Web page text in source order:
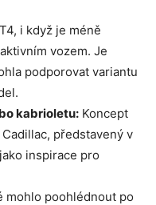
i když je méně
vozem. Je
podporovat variantu
kabrioletu: Koncept
představený v
inspirace pro
mohlo poohlédnout po